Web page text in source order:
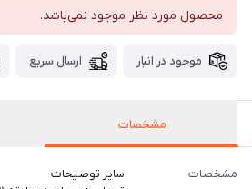
محصول مورد نظر موجود نمی‌باشد.
موجود در انبار ارسال سریع
مشخصات
مشخصات
سایر توضیحات